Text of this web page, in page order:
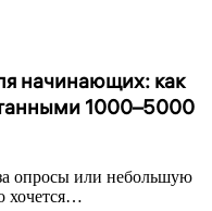
начинающих: как
1000–5000
опросы или небольшую
хочется…